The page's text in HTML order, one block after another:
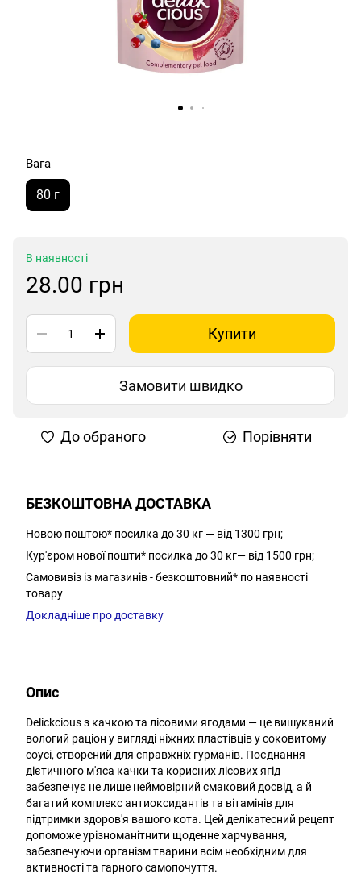
Вага
80 г
В наявності
28.00 грн
Купити
Замовити швидко
До обраного Порівняти
БЕЗКОШТОВНА ДОСТАВКА
Новою поштою* посилка до 30 кг — від 1300 грн;
Кур'єром нової пошти* посилка до 30 кг— від 1500 грн;
Самовивіз із магазинів - безкоштовний* по наявності
товару
Докладніше про доставку
Опис
Delickcious з качкою та лісовими ягодами — це вишуканий
вологий раціон у вигляді ніжних пластівців у соковитому
соусі, створений для справжніх гурманів. Поєднання
дієтичного м'яса качки та корисних лісових ягід
забезпечує не лише неймовірний смаковий досвід, а й
багатий комплекс антиоксидантів та вітамінів для
підтримки здоров'я вашого кота. Цей делікатесний рецепт
допоможе урізноманітнити щоденне харчування,
забезпечуючи організм тварини всім необхідним для
активності та гарного самопочуття.